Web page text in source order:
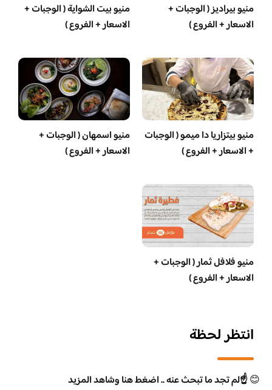
منيو بيراديز ( الوجبات +
الاسعار + الفروع )
منيو بيت الشواية ( الوجبات +
الاسعار + الفروع )
منيو بيتزاريا دا ميمو ( الوجبات
+ الاسعار + الفروع )
منيو اسمهان ( الوجبات +
الاسعار + الفروع )
منيو فلافل ثمار ( الوجبات +
الاسعار + الفروع )
انتظر لحظة
😊☝️لم تجد ما تبحث عنه .. اضغط هنا وشاهد المزيد